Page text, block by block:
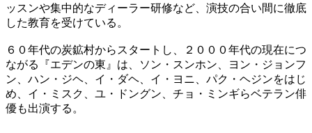
ッスンや集中的なディーラー研修など、演技の合い間に徹底
した教育を受けている。
６０年代の炭鉱村からスタートし、２０００年代の現在につ
ながる『エデンの東』は、ソン・スンホン、ヨン・ジョンフ
ン、ハン・ジヘ、イ・ダヘ、イ・ヨニ、パク・ヘジンをはじ
め、イ・ミスク、ユ・ドングン、チョ・ミンギらベテラン俳
優も出演する。